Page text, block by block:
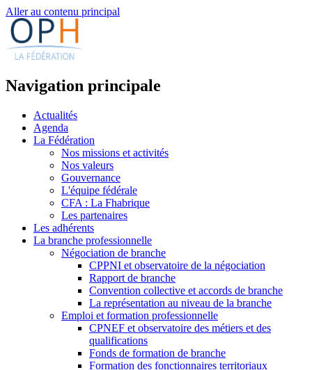
Aller au contenu principal
Navigation principale
Actualités
Agenda
La Fédération
Nos missions et activités
Nos valeurs
Gouvernance
L'équipe fédérale
CFA : La Fhabrique
Les partenaires
Les adhérents
La branche professionnelle
Négociation de branche
CPPNI et observatoire de la négociation
Rapport de branche
Convention collective et accords de branche
La représentation au niveau de la branche
Emploi et formation professionnelle
CPNEF et observatoire des métiers et des
qualifications
Fonds de formation de branche
Formation des fonctionnaires territoriaux